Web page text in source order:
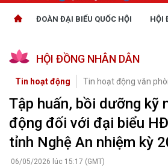
ĐOÀN ĐẠI BIỂU QUỐC HỘI HỘI
HỘI ĐỒNG NHÂN DÂN
Tin hoạt động Tin hoạt động văn
Tập huấn, bồi dưỡng kỹ
động đối với đại biểu
tỉnh Nghệ An nhiệm kỳ
06/05/2026 lúc 15:17 (GMT)